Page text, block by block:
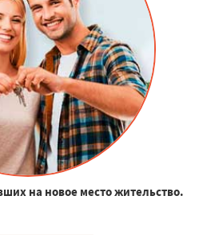
на новое место жительство.